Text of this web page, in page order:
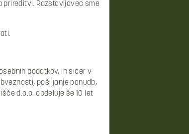
prireditvi. Razstavljavec sme
podatkov, in sicer v
pošiljanje ponudb,
d.o.o. obdeluje še 10 let